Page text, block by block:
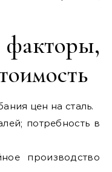
цен на сталь.
потребность в
производство